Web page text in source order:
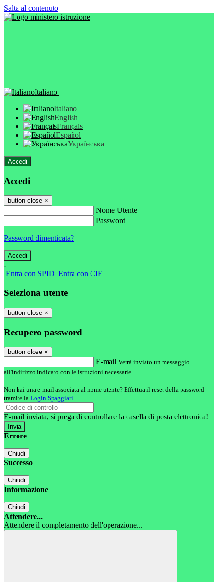
Salta al contenuto
Italiano
Italiano
English
Français
Español
Українська
Accedi
Accedi
button close ×
Nome Utente
Password
Password dimenticata?
-
Entra con SPID Entra con CIE
Seleziona utente
button close ×
Recupero password
button close ×
E-mail Verrà inviato un messaggio
all'indirizzo indicato con le istruzioni necessarie.
Non hai una e-mail associata al nome utente? Effettua il reset della password
tramite la Login Spaggiari
E-mail inviata, si prega di controllare la casella di posta elettronica!
Errore
Chiudi
Successo
Chiudi
Informazione
Chiudi
Attendere...
Attendere il completamento dell'operazione...